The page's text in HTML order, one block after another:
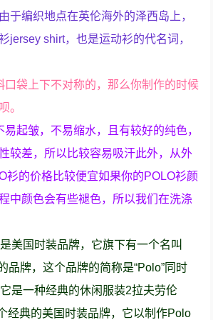
于编织地点在英伦海外的泽西岛上，
jersey shirt，也是运动衫的代名词，
口袋上下不对称的，那么你制作的时候
。
易起皱，不易缩水，且有较好的纯色，
较差，所以比较容易吸汗此外，从外
衫的价格比较便宜如果你的POLO衫颜
中颜色会有些褪色，所以我们在洗涤
美国时装品牌，它旗下有一个名叫
品牌，这个品牌的简称是“Polo”同时
是一种经典的休闲服装2拉夫劳伦
经典的美国时装品牌，它以制作Polo